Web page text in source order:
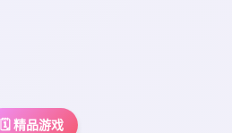
🗓️ 精品游戏